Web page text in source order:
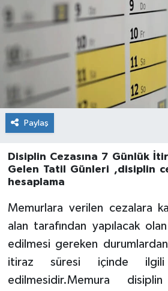
Paylaş
Disiplin Cezasına 7 Günlük
Gelen Tatil Günleri ,disiplin
hesaplama
Memurlara verilen cezalara
alan tarafından yapılacak
edilmesi gereken
itiraz süresi içinde
edilmesidir.Memura